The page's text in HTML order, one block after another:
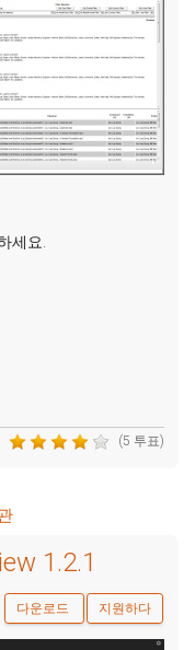
세요.
(5 투표)
1.2.1
다운로드 지원하다